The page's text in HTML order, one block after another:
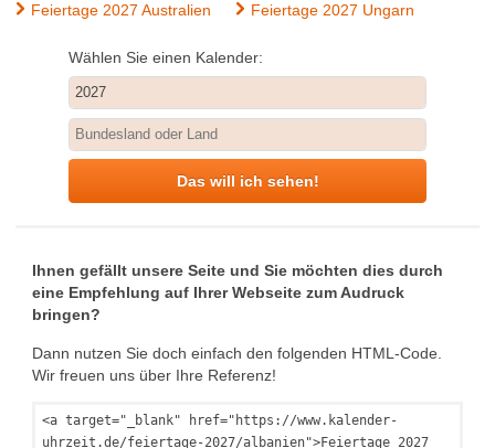
Feiertage 2027 Australien
Feiertage 2027 Ungarn
Wählen Sie einen Kalender:
Das will ich sehen!
Ihnen gefällt unsere Seite und Sie möchten dies durch
eine Empfehlung auf Ihrer Webseite zum Audruck
bringen?
Dann nutzen Sie doch einfach den folgenden HTML-Code.
Wir freuen uns über Ihre Referenz!
<a target="_blank" href="https://www.kalender-
uhrzeit.de/feiertage-2027/albanien">Feiertage 2027